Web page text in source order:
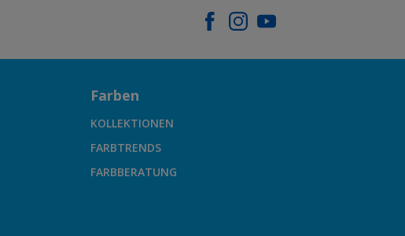
Farben
KOLLEKTIONEN
FARBTRENDS
FARBBERATUNG